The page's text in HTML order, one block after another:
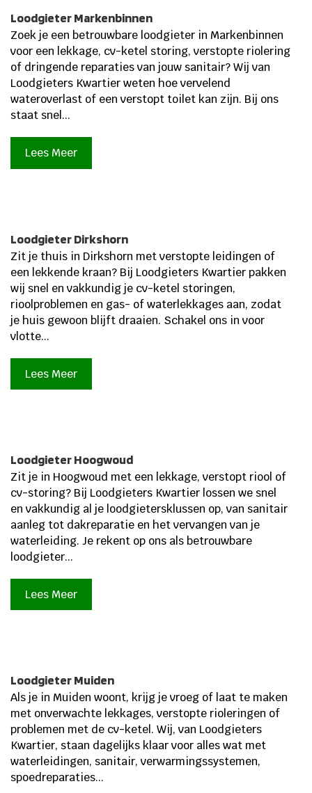
Loodgieter Markenbinnen
Zoek je een betrouwbare loodgieter in Markenbinnen
voor een lekkage, cv-ketel storing, verstopte riolering
of dringende reparaties van jouw sanitair? Wij van
Loodgieters Kwartier weten hoe vervelend
wateroverlast of een verstopt toilet kan zijn.​ Bij ons
staat snel...
Lees Meer
Loodgieter Dirkshorn
Zit je thuis in Dirkshorn met verstopte leidingen of
een lekkende kraan? Bij Loodgieters Kwartier pakken
wij snel en vakkundig je cv-ketel storingen,
rioolproblemen en gas- of waterlekkages aan, zodat
je huis gewoon blijft draaien.​ Schakel ons in voor
vlotte...
Lees Meer
Loodgieter Hoogwoud
Zit je in Hoogwoud met een lekkage, verstopt riool of
cv-storing? Bij Loodgieters Kwartier lossen we snel
en vakkundig al je loodgietersklussen op, van sanitair
aanleg tot dakreparatie en het vervangen van je
waterleiding.​ Je rekent op ons als betrouwbare
loodgieter...
Lees Meer
Loodgieter Muiden
Als je in Muiden woont, krijg je vroeg of laat te maken
met onverwachte lekkages, verstopte rioleringen of
problemen met de cv-ketel. Wij, van Loodgieters
Kwartier, staan dagelijks klaar voor alles wat met
waterleidingen, sanitair, verwarmingssystemen,
spoedreparaties...